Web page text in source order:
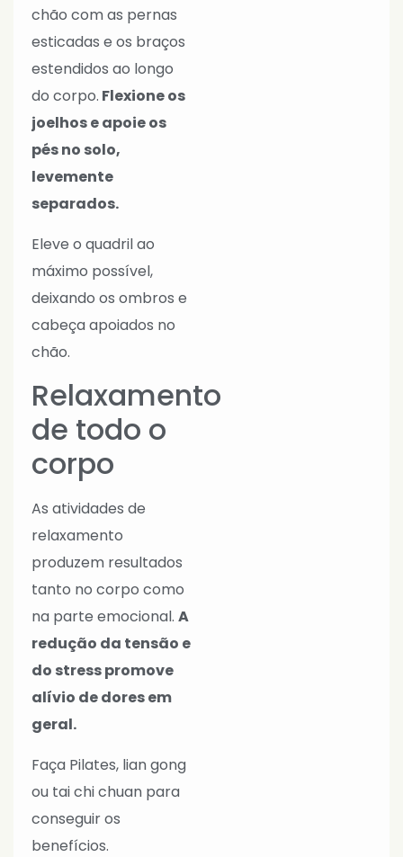
chão com as pernas
esticadas e os braços
estendidos ao longo
do corpo. Flexione os
joelhos e apoie os
pés no solo,
levemente
separados.
Eleve o quadril ao
máximo possível,
deixando os ombros e
cabeça apoiados no
chão.
Relaxamento
de todo o
corpo
As atividades de
relaxamento
produzem resultados
tanto no corpo como
na parte emocional. A
redução da tensão e
do stress promove
alívio de dores em
geral.
Faça Pilates, lian gong
ou tai chi chuan para
conseguir os
benefícios.